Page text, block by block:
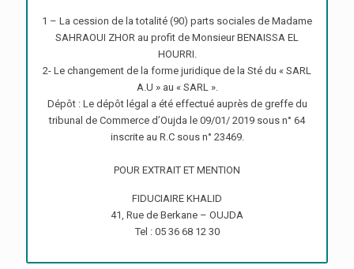
1 – La cession de la totalité (90) parts sociales de Madame
SAHRAOUI ZHOR au profit de Monsieur BENAISSA EL
HOURRI.
2- Le changement de la forme juridique de la Sté du « SARL
A.U » au « SARL ».
Dépôt : Le dépôt légal a été effectué auprès de greffe du
tribunal de Commerce d’Oujda le 09/01/ 2019 sous n° 64
inscrite au R.C sous n° 23469.
POUR EXTRAIT ET MENTION
FIDUCIAIRE KHALID
41, Rue de Berkane – OUJDA
Tel : 05 36 68 12 30